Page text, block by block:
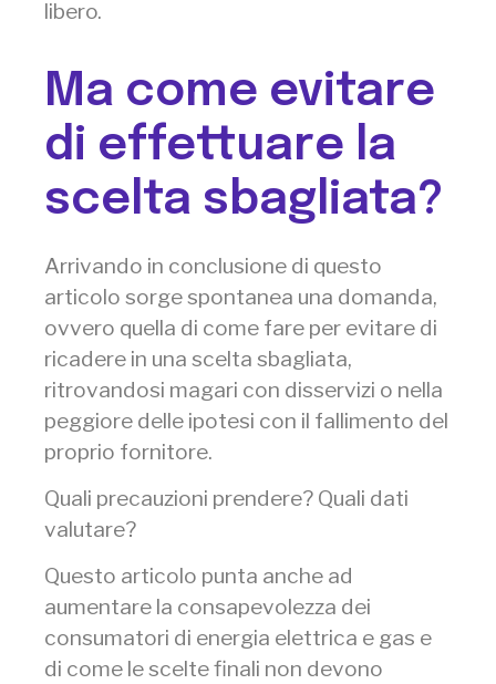
libero.
Ma come evitare
di effettuare la
scelta sbagliata?
Arrivando in conclusione di questo
articolo sorge spontanea una domanda,
ovvero quella di come fare per evitare di
ricadere in una scelta sbagliata,
ritrovandosi magari con disservizi o nella
peggiore delle ipotesi con il fallimento del
proprio fornitore.
Quali precauzioni prendere? Quali dati
valutare?
Questo articolo punta anche ad
aumentare la consapevolezza dei
consumatori di energia elettrica e gas e
di come le scelte finali non devono